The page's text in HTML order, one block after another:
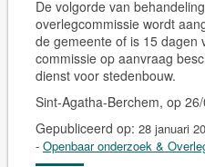
De volgorde van
overlegcommissie wordt
de gemeente of is 15 dagen
commissie op aanvraag
dienst voor stedenbouw.
Sint-Agatha-Berchem, op
Gepubliceerd op: 28 januari
- Openbaar onderzoek &